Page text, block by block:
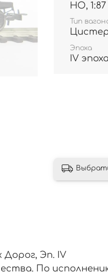
HO, 1:87
Тип
Эпоха
IV эпоха
Эп. IV
По